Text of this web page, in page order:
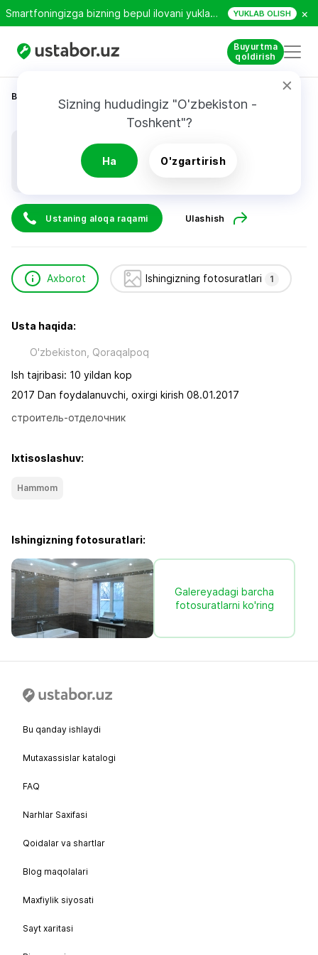
Smartfoningizga bizning bepul ilovani yuklab oling! YUKLAB OLISH ×
Buyurtma
qoldirish
Sizning hududingiz "O'zbekiston -
Toshkent"?
Ha O'zgartirish
Bosh sahifa
Ustaning aloqa raqami Ulashish
Axborot Ishingizning fotosuratlari 1
Usta haqida:
O'zbekiston, Qoraqalpoq
Ish tajribasi: 10 yildan kop
2017 Dan foydalanuvchi, oxirgi kirish 08.01.2017
строитель-отделочник
Ixtisoslashuv:
Hammom
Ishingizning fotosuratlari:
Galereyadagi barcha
fotosuratlarni ko'ring
Bu qanday ishlaydi
Mutaxassislar katalogi
FAQ
Narhlar Saxifasi
Qoidalar va shartlar
Blog maqolalari
Maxfiylik siyosati
Sayt xaritasi